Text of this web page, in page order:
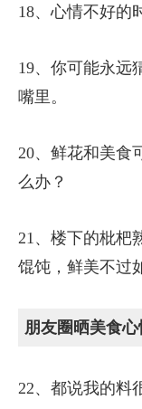
18、心情不好的
19、你可能永远
嘴里。
20、鲜花和美食
么办？
21、楼下的枇杷
馄饨，鲜美不过
朋友圈晒美食心
22、都说我的料